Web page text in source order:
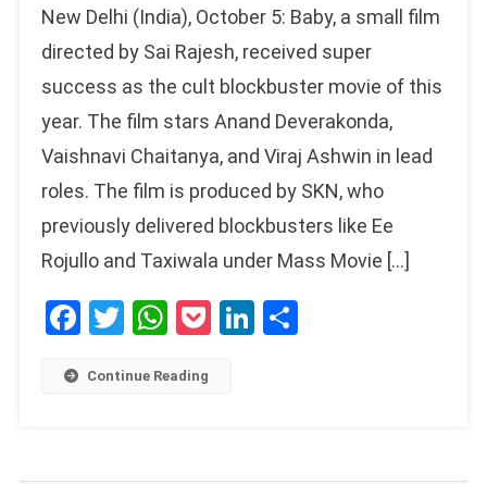
New Delhi (India), October 5: Baby, a small film
directed by Sai Rajesh, received super
success as the cult blockbuster movie of this
year. The film stars Anand Deverakonda,
Vaishnavi Chaitanya, and Viraj Ashwin in lead
roles. The film is produced by SKN, who
previously delivered blockbusters like Ee
Rojullo and Taxiwala under Mass Movie […]
Facebook
Twitter
WhatsApp
PocketLinkedIn
Share
Continue Reading